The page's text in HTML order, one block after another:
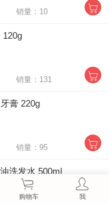
销量：10
120g
销量：131
膏 220g
销量：95
洗发水 500ml
购物车 我